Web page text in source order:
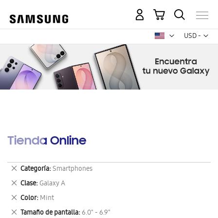
USD -
dólar
Mi carrito
Tienda Online
Categoría Smartphones
Eliminar
este
artículo
Clase Galaxy A
Eliminar
este
artículo
Color Mint
Eliminar
este
Tamaño de pantalla 6.0" - 6.9"
Eliminar